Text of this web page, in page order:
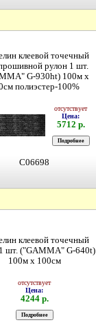
клеевой точечный
рулон 1 шт.
G-930ht) 100м х
полиэстер-100%
отсутствует
Цена:
5712 р.
C06698
клеевой точечный
шт. ("GAMMA" G-640t)
100м х 100см
отсутствует
Цена:
4244 р.